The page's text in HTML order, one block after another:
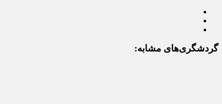
گردشگری‌های مشابه: